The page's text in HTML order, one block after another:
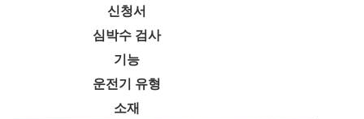
신청서
심박수 검사
기능
운전기 유형
소재